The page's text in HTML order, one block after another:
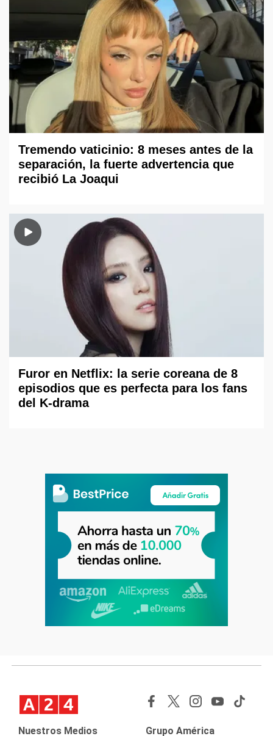
Tremendo vaticinio: 8 meses antes de la
separación, la fuerte advertencia que
recibió La Joaqui
Furor en Netflix: la serie coreana de 8
episodios que es perfecta para los fans
del K-drama
Nuestros Medios Grupo América